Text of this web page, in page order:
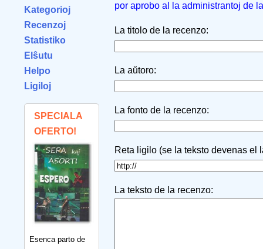
Kategorioj
Recenzoj
Statistiko
Elŝutu
Helpo
Ligiloj
SPECIALA
OFERTO!
Esenca parto de
por aprobo al la administrantoj de
La titolo de la recenzo:
La aŭtoro:
La fonto de la recenzo:
Reta ligilo (se la teksto devenas el
La teksto de la recenzo: